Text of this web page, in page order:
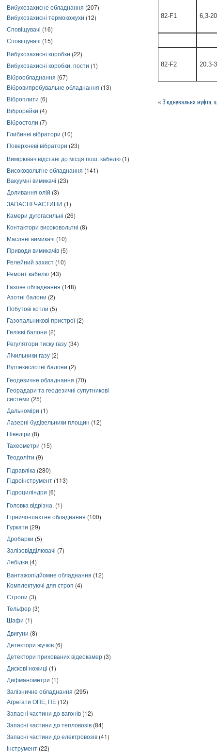
Вибухозахисне обладнання (207)
Вибухозахисні термокожухи (12)
Сповіщувачі (16)
Сповіщувачі (15)
Вибухозахисні коробки (22)
Вибухозахисні коробки, пости (1)
Віброобладнання (67)
Вібровипробувальне обладнання (13)
Віброплити (6)
Віброрейки (4)
Вібростоли (7)
Глибинні вібратори (10)
Поверхневі вібратори (23)
Вимірювач відстані до місця пош. кабелю (1)
Високовольтне обладнання (141)
Вакуумні вимикачі (23)
Доливання олій (3)
ЗАПАСНІ ЧАСТИНИ (1)
Камери дугогасильні (26)
Контактори високовольтні (8)
Масляні вимикачі (10)
Приводи вимикачів (5)
Релейний захист (10)
Ремонт кабелю (43)
Газове обладнання (148)
Азотні балони (2)
Побутові котли (5)
Газопальникові пристрої(2)
Гелієві балони (2)
Регулятори тиску газу (34)
Лічильники газу (2)
Вуглекислотні балони (2)
Геодезичне обладнання (70)
Георадари та геодезичні супутникові
системи (25)
Дальноміри (1)
Лазерні будівельники площин (12)
Нівеліри (8)
Тахеометри (15)
Теодоліти (9)
Гідравліка (280)
Гідроінструмент (113)
Гідроциліндри (6)
Головка відрізна. (1)
Гірничо-шахтне обладнання (100)
Гуркати (29)
Дробарки (5)
Залізовідділювачі (7)
Лебідки (4)
Вантажопідйомне обладнання (12)
Комплектуючі для строп (4)
Стропи (3)
Тельфер (3)
Шафи (1)
Двигуни (8)
Детектори жучків (6)
Детектори прихованих відеокамер (3)
Дискові ножиці (1)
Дифманометри (1)
Залізничне обладнання (295)
Агрегати ОПЕ, ПЕ (12)
Запасні частини до вагонів (12)
Запасні частини до тепловозів (84)
Запасні частини до електровозів (41)
Інструмент (22)
82-F1 6,3-
82-F2 20,3-
«З'єднувальна муфта,